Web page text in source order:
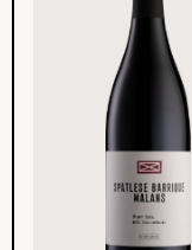
Abgang
Pinot Noir und
Finesse und